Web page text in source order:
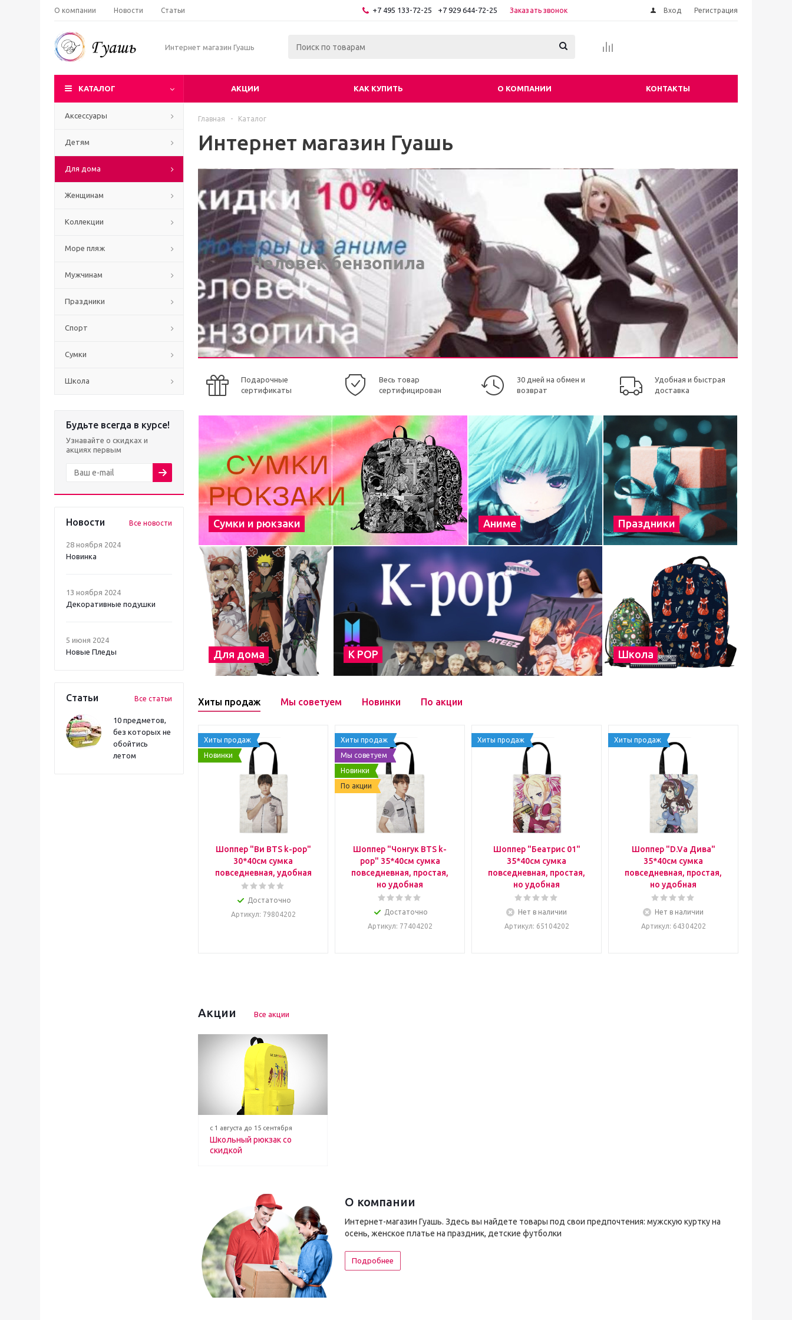
О компании Новости Статьи +7 495 133-72-25 +7 929 644-72-25 Заказать звонок Вход Регистрация
Интернет магазин Гуашь
КАТАЛОГ АКЦИИ КАК КУПИТЬ О КОМПАНИИ КОНТАКТЫ
Аксессуары
Детям
Для дома
Женщинам
Коллекции
Море пляж
Мужчинам
Праздники
Спорт
Сумки
Школа
Будьте всегда в курсе!
Узнавайте о скидках и
акциях первым
Новости Все новости
28 ноября 2024
Новинка
13 ноября 2024
Декоративные подушки
5 июня 2024
Новые Пледы
Статьи Все статьи
10 предметов,
без которых не
обойтись
летом
Главная - Каталог
Интернет магазин Гуашь
Человек бензопила
Подарочные
сертификаты
Весь товар
сертифицирован
30 дней на обмен и
возврат
Удобная и быстрая
доставка
Сумки и рюкзаки Аниме Праздники
Для дома К POP Школа
Хиты продаж Мы советуем Новинки По акции
Хиты продаж
Новинки
Шоппер "Ви BTS k-pop"
30*40см сумка
повседневная, удобная
Достаточно
Артикул: 79804202
Хиты продаж
Мы советуем
Новинки
По акции
Шоппер "Чонгук BTS k-
pop" 35*40см сумка
повседневная, простая,
но удобная
Достаточно
Артикул: 77404202
Хиты продаж
Шоппер "Беатрис 01"
35*40см сумка
повседневная, простая,
но удобная
Нет в наличии
Артикул: 65104202
Хиты продаж
Шоппер "D.Va Дива"
35*40см сумка
повседневная, простая,
но удобная
Нет в наличии
Артикул: 64304202
Акции Все акции
с 1 августа до 15 сентября
Школьный рюкзак со
скидкой
О компании
Интернет-магазин Гуашь. Здесь вы найдете товары под свои предпочтения: мужскую куртку на
осень, женское платье на праздник, детские футболки
Подробнее